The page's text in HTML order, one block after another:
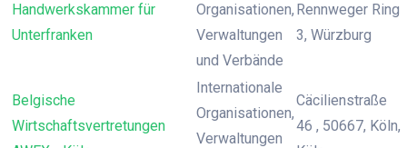
Handwerkskammer für
Unterfranken
Organisationen,
Verwaltungen
und Verbände
Rennweger Ring
3, Würzburg
Belgische
Wirtschaftsvertretungen
Internationale
Organisationen,
Verwaltungen
Cäcilienstraße
46 , 50667, Köln,